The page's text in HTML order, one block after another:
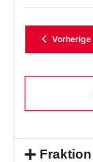
Vorherige